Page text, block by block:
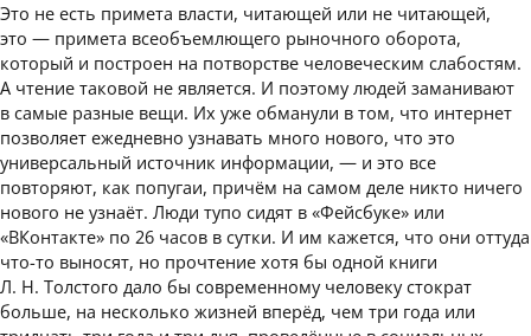
Это не есть примета власти, читающей или не читающей,
это — примета всеобъемлющего рыночного оборота,
который и построен на потворстве человеческим слабостям.
А чтение таковой не является. И поэтому людей заманивают
в самые разные вещи. Их уже обманули в том, что интернет
позволяет ежедневно узнавать много нового, что это
универсальный источник информации, — и это все
повторяют, как попугаи, причём на самом деле никто ничего
нового не узнаёт. Люди тупо сидят в «Фейсбуке» или
«ВКонтакте» по 26 часов в сутки. И им кажется, что они оттуда
что-то выносят, но прочтение хотя бы одной книги
Л. Н. Толстого дало бы современному человеку стократ
больше, на несколько жизней вперёд, чем три года или